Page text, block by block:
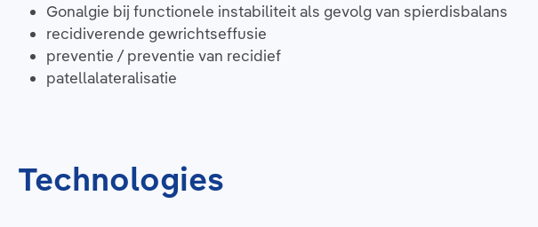
Gonalgie bij functionele instabiliteit als gevolg van spierdisbalans
recidiverende gewrichtseffusie
preventie / preventie van recidief
patellalateralisatie
Technologies